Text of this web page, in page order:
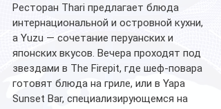
Ресторан Thari предлагает блюда
интернациональной и островной кухни,
а Yuzu — сочетание перуанских и
японских вкусов. Вечера проходят под
звездами в The Firepit, где шеф-повара
готовят блюда на гриле, или в Yapa
Sunset Bar, специализирующемся на